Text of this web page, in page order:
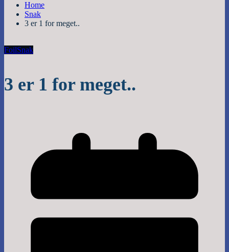
Home
Snak
3 er 1 for meget..
FoilSnak
3 er 1 for meget..